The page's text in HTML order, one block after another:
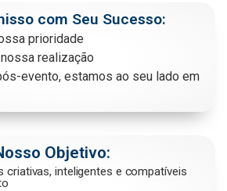
com Seu Sucesso:
prioridade
realização
evento, estamos ao seu lado em
Objetivo:
criativas, inteligentes e compatíveis